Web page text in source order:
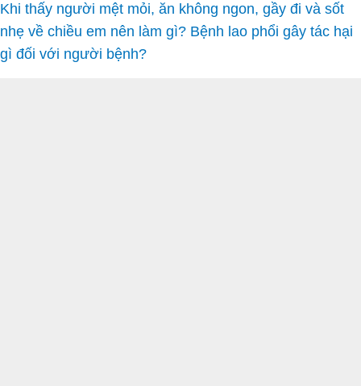
Khi thấy người mệt mỏi, ăn không ngon, gầy đi và sốt
nhẹ về chiều em nên làm gì? Bệnh lao phổi gây tác hại
gì đối với người bệnh?